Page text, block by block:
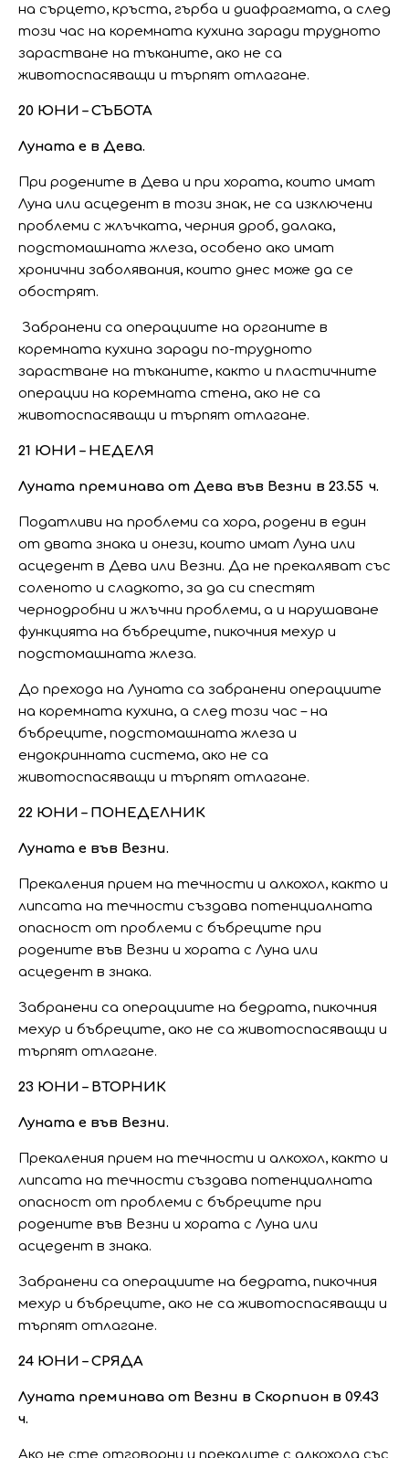
на сърцето, кръста, гърба и диафрагмата, а след
този час на коремната кухина заради трудното
зарастване на тъканите, ако не са
животоспасяващи и търпят отлагане.
20 ЮНИ – СЪБОТА
Луната е в Дева.
При родените в Дева и при хората, които имат
Луна или асцедент в този знак, не са изключени
проблеми с жлъчката, черния дроб, далака,
подстомашната жлеза, особено ако имат
хронични заболявания, които днес може да се
обострят.
Забранени са операциите на органите в
коремната кухина заради по-трудното
зарастване на тъканите, както и пластичните
операции на коремната стена, ако не са
животоспасяващи и търпят отлагане.
21 ЮНИ – НЕДЕЛЯ
Луната преминава от Дева във Везни в 23.55 ч.
Податливи на проблеми са хора, родени в един
от двата знака и онези, които имат Луна или
асцедент в Дева или Везни. Да не прекаляват със
соленото и сладкото, за да си спестят
чернодробни и жлъчни проблеми, а и нарушаване
функцията на бъбреците, пикочния мехур и
подстомашната жлеза.
До прехода на Луната са забранени операциите
на коремната кухина, а след този час – на
бъбреците, подстомашната жлеза и
ендокринната система, ако не са
животоспасяващи и търпят отлагане.
22 ЮНИ – ПОНЕДЕЛНИК
Луната е във Везни.
Прекаления прием на течности и алкохол, както и
липсата на течности създава потенциалната
опасност от проблеми с бъбреците при
родените във Везни и хората с Луна или
асцедент в знака.
Забранени са операциите на бедрата, пикочния
мехур и бъбреците, ако не са животоспасяващи и
търпят отлагане.
23 ЮНИ – ВТОРНИК
Луната е във Везни.
Прекаления прием на течности и алкохол, както и
липсата на течности създава потенциалната
опасност от проблеми с бъбреците при
родените във Везни и хората с Луна или
асцедент в знака.
Забранени са операциите на бедрата, пикочния
мехур и бъбреците, ако не са животоспасяващи и
търпят отлагане.
24 ЮНИ – СРЯДА
Луната преминава от Везни в Скорпион в 09.43
ч.
Ако не сте отговорни и прекалите с алкохола със